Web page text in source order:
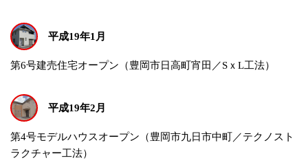
平成19年1月
第6号建売住宅オープン（豊岡市日高町宵田／SｘL工法）
平成19年2月
第4号モデルハウスオープン（豊岡市九日市中町／テクノスト
ラクチャー工法）